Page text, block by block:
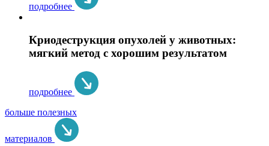
подробнее
Криодеструкция опухолей у животных:
мягкий метод с хорошим результатом
подробнее
больше полезных
материалов